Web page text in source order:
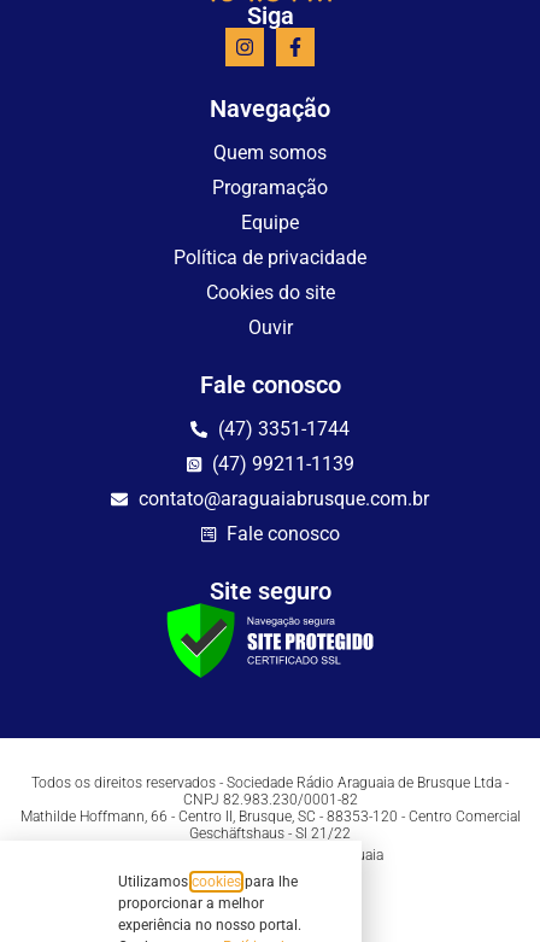
Siga
Navegação
Quem somos
Programação
Equipe
Política de privacidade
Cookies do site
Ouvir
Fale conosco
(47) 3351-1744
(47) 99211-1139
contato@araguaiabrusque.com.br
Fale conosco
Site seguro
Todos os direitos reservados - Sociedade Rádio Araguaia de Brusque Ltda -
CNPJ 82.983.230/0001-82
Mathilde Hoffmann, 66 - Centro II, Brusque, SC - 88353-120 - Centro Comercial
Geschäftshaus - Sl 21/22
Copyright © 2026 | Rádio Araguaia
Utilizamos cookies para lhe
proporcionar a melhor
experiência no nosso portal.